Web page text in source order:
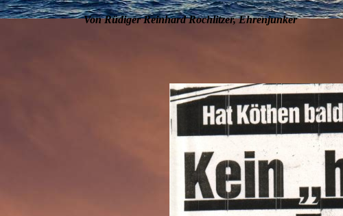
Von Rüdiger Reinhard Rochlitzer, Ehrenjunker